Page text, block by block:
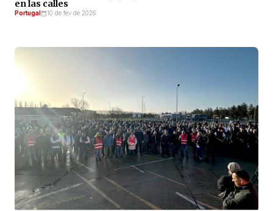
en las calles
Portugal 10 de fev de 2026